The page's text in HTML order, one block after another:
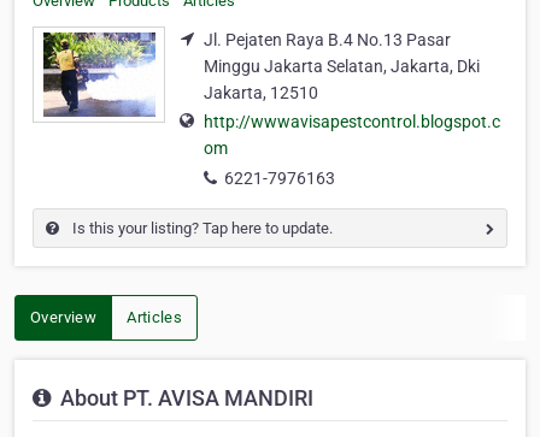
Jl. Pejaten Raya B.4 No.13 Pasar
Minggu Jakarta Selatan, Jakarta, Dki
Jakarta, 12510
http://wwwavisapestcontrol.blogspot.c
om
6221-7976163
Is this your listing? Tap here to update.
Overview Articles
About PT. AVISA MANDIRI